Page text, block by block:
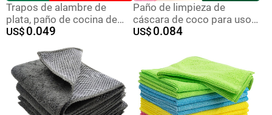
Trapos de alambre de
plata, paño de cocina de
alambre de acero para el
tazón, toalla, tela de malla,
al por mayor, embalaje de
plástico al vacío
personalizado
US$ 0.049
Paño de limpieza de
cáscara de coco para uso
doméstico, paño para lavar
fácilmente el aceite,
absorbe el agua, no suelta
pelusas, estropajo de
limpieza para cocina, toalla
de cáscara de coco.
US$ 0.084